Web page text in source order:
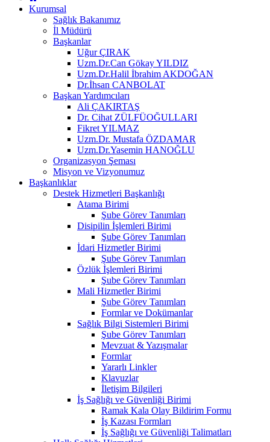
Kurumsal
Sağlık Bakanımız
İl Müdürü
Başkanlar
Uğur ÇIRAK
Uzm.Dr.Can Gökay YILDIZ
Uzm.Dr.Halil İbrahim AKDOĞAN
Dr.İhsan CANBOLAT
Başkan Yardımcıları
Ali ÇAKIRTAŞ
Dr. Cihat ZÜLFÜOĞULLARI
Fikret YILMAZ
Uzm.Dr. Mustafa ÖZDAMAR
Uzm.Dr.Yasemin HANOĞLU
Organizasyon Şeması
Misyon ve Vizyonumuz
Başkanlıklar
Destek Hizmetleri Başkanlığı
Atama Birimi
Şube Görev Tanımları
Disipilin İşlemleri Birimi
Şube Görev Tanımları
İdari Hizmetler Birimi
Şube Görev Tanımları
Özlük İşlemleri Birimi
Şube Görev Tanımları
Mali Hizmetler Birimi
Şube Görev Tanımları
Formlar ve Dokümanlar
Sağlık Bilgi Sistemleri Birimi
Şube Görev Tanımları
Mevzuat & Yazışmalar
Formlar
Yararlı Linkler
Klavuzlar
İletişim Bilgileri
İş Sağlığı ve Güvenliği Birimi
Ramak Kala Olay Bildirim Formu
İş Kazası Formları
İş Sağlığı ve Güvenliği Talimatları